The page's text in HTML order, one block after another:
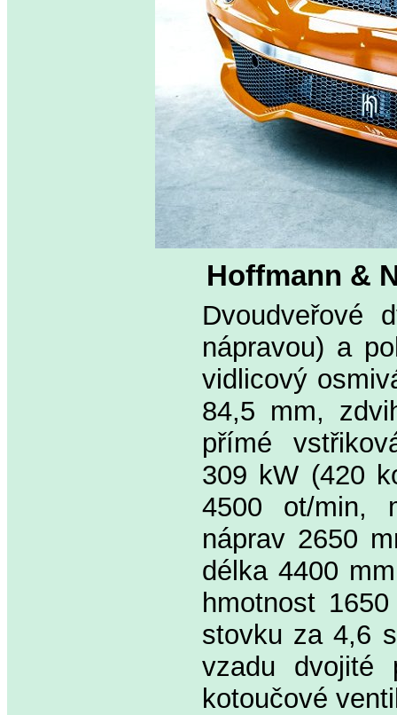
Hoffmann &
Dvoudveřové
nápravou) a
vidlicový
84,5 mm,
přímé
309 kW (420
4500 ot/min,
náprav 2650
délka 4400
hmotnost
stovku za 4,6
vzadu dvojité
kotoučové